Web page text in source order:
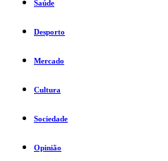
Saúde
Desporto
Mercado
Cultura
Sociedade
Opinião